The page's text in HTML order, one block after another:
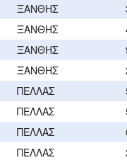
ΞΑΝΘΗΣ
ΞΑΝΘΗΣ
ΞΑΝΘΗΣ
ΞΑΝΘΗΣ
ΠΕΛΛΑΣ
ΠΕΛΛΑΣ
ΠΕΛΛΑΣ
ΠΕΛΛΑΣ